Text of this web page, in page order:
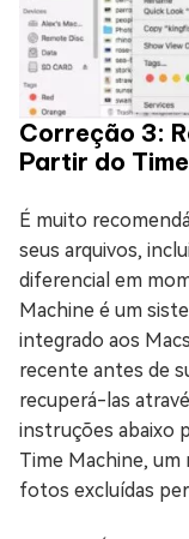
Correção 3:
Partir do
É muito
seus arquivos,
diferencial em
Machine é um
integrado aos
recente antes de
recuperá-las
instruções abaixo
Time Machine,
fotos excluídas